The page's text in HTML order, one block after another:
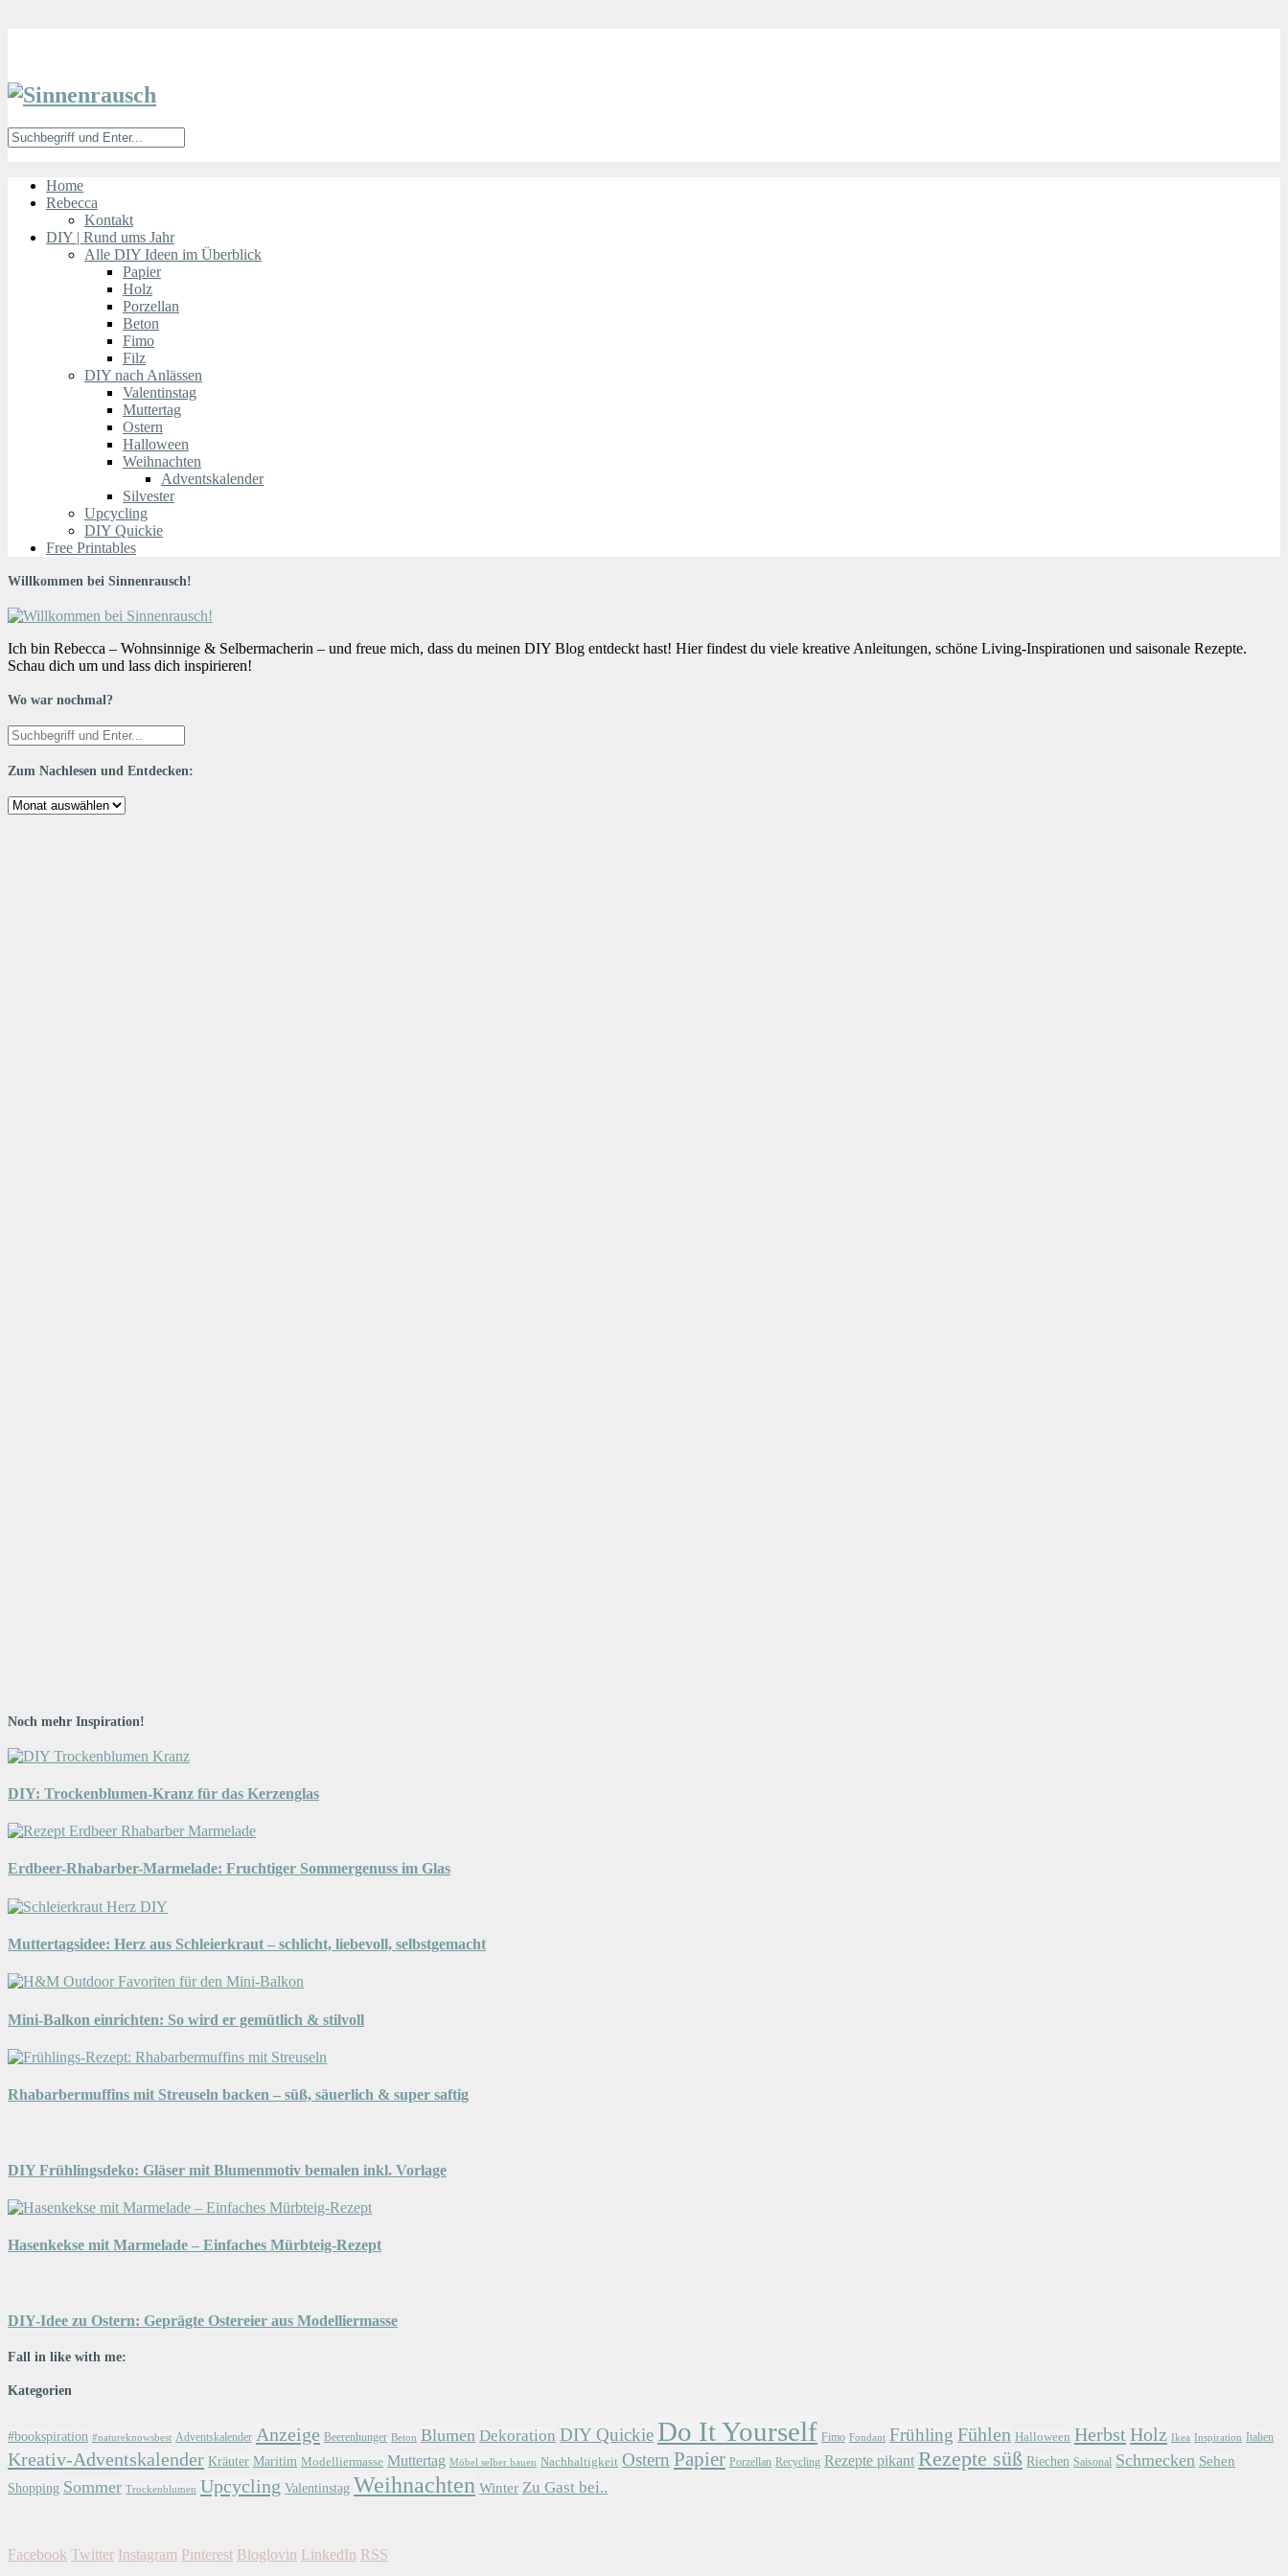
Home
Rebecca
Kontakt
DIY | Rund ums Jahr
Alle DIY Ideen im Überblick
Papier
Holz
Porzellan
Beton
Fimo
Filz
DIY nach Anlässen
Valentinstag
Muttertag
Ostern
Halloween
Weihnachten
Adventskalender
Silvester
Upcycling
DIY Quickie
Free Printables
Willkommen bei Sinnenrausch!
Ich bin Rebecca – Wohnsinnige & Selbermacherin – und freue mich, dass du meinen DIY Blog entdeckt hast! Hier findest du viele kreative Anleitungen, schöne Living-Inspirationen und saisonale Rezepte.
Schau dich um und lass dich inspirieren!
Wo war nochmal?
Zum Nachlesen und Entdecken:
Zum
Noch mehr Inspiration!
DIY: Trockenblumen-Kranz für das Kerzenglas
Erdbeer-Rhabarber-Marmelade: Fruchtiger Sommergenuss im Glas
Muttertagsidee: Herz aus Schleierkraut – schlicht, liebevoll, selbstgemacht
Mini-Balkon einrichten: So wird er gemütlich & stilvoll
Rhabarbermuffins mit Streuseln backen – süß, säuerlich & super saftig
DIY Frühlingsdeko: Gläser mit Blumenmotiv bemalen inkl. Vorlage
Hasenkekse mit Marmelade – Einfaches Mürbteig-Rezept
DIY-Idee zu Ostern: Geprägte Ostereier aus Modelliermasse
Fall in like with me:
Kategorien
#bookspiration #natureknowsbest Adventskalender Anzeige Beerenhunger Beton Blumen Dekoration DIY Quickie Do It Yourself Fimo Fondant Frühling Fühlen Halloween Herbst Holz Ikea Inspiration Italien
Kreativ-Adventskalender Kräuter Maritim Modelliermasse Muttertag Möbel selber bauen Nachhaltigkeit Ostern Papier Porzellan Recycling Rezepte pikant Rezepte süß Riechen Saisonal Schmecken Sehen
Shopping Sommer Trockenblumen Upcycling Valentinstag Weihnachten Winter Zu Gast bei..
Facebook Twitter Instagram Pinterest Bloglovin LinkedIn RSS